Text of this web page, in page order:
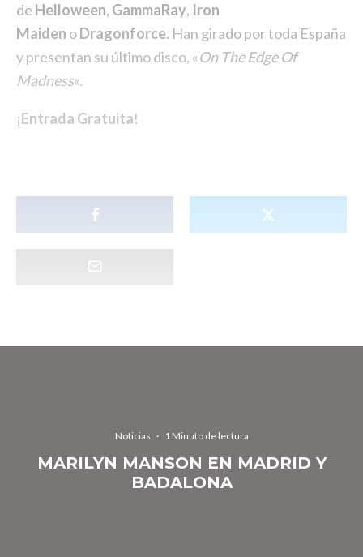
de Helloween, GammaRay, Iron
Maiden oDragonforce. Han girado por toda España
y presentan su último disco, «On The Edge Of
Madness«.
¡Entrada Gratuita!
Noticias · 1 Minuto de lectura
MARILYN MANSON EN MADRID Y
BADALONA